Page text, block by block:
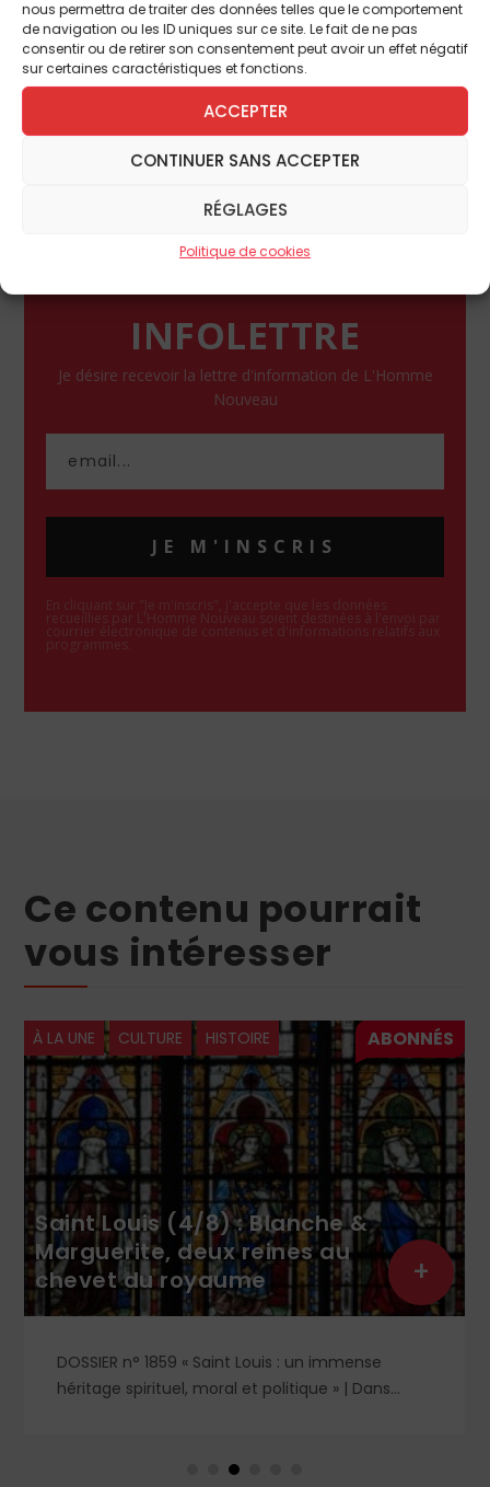
nous permettra de traiter des données telles que le comportement
de navigation ou les ID uniques sur ce site. Le fait de ne pas
consentir ou de retirer son consentement peut avoir un effet négatif
sur certaines caractéristiques et fonctions.
ACCEPTER
CONTINUER SANS ACCEPTER
RÉGLAGES
Politique de cookies
faut, ne peuvent venir à la messe annuelle
célébrée dans la chapelle de ce Chemin de
Croix, ce livre nous permet désormais de le
suivre avec le double commentaire d’un
grand peintre et d’un auteur spirituel.
Artège, 70 p., 15, 90 €.
INFOLETTRE
Je désire recevoir la lettre d'information de L'Homme
Nouveau
JE M'INSCRIS
En cliquant sur "Je m'inscris", j'accepte que les données
recueillies par L'Homme Nouveau soient destinées à l'envoi par
courrier électronique de contenus et d'informations relatifs aux
programmes.
Ce contenu pourrait
vous intéresser
À LA UNE CULTURE HISTOIRE
Saint Louis (4/8) : Blanche &
Marguerite, deux reines au
chevet du royaume
DOSSIER n° 1859 « Saint Louis : un immense
héritage spirituel, moral et politique » | Dans
Castille, mère dévouée et reine de fer, et
+